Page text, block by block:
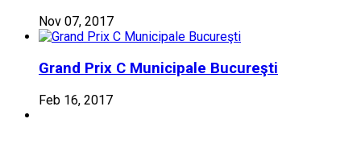
Nov 07, 2017
Grand Prix C Municipale Bucureşti
Feb 16, 2017